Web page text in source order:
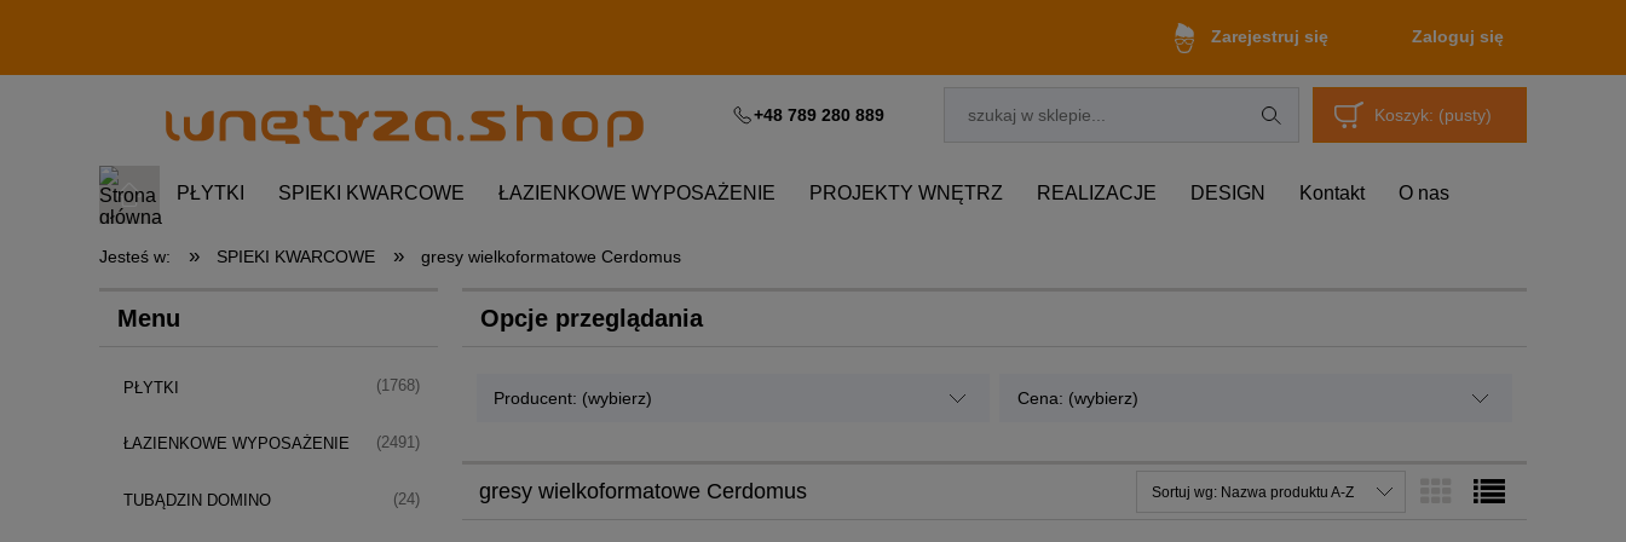
Zarejestruj się Zaloguj się
Koszyk: (pusty)
+48 789 280 889
PŁYTKI SPIEKI KWARCOWE ŁAZIENKOWE WYPOSAŻENIE PROJEKTY WNĘTRZ REALIZACJE DESIGN Kontakt O nas
Jesteś w: » SPIEKI KWARCOWE » gresy wielkoformatowe Cerdomus
Menu
PŁYTKI (1768)
ŁAZIENKOWE WYPOSAŻENIE (2491)
TUBĄDZIN DOMINO (24)
Opcje przeglądania
Producent: (wybierz) Cena: (wybierz)
gresy wielkoformatowe Cerdomus Sortuj wg: Nazwa produktu A-Z